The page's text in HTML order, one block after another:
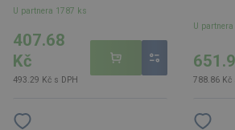
U partnera 1787 ks
407.68
Kč
493.29 Kč s DPH
U
788.86 Kč